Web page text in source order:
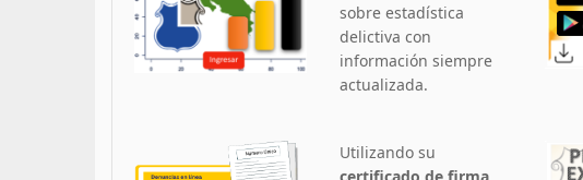
sobre estadística
delictiva con
información siempre
actualizada.
Utilizando su